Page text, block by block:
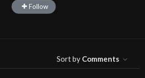
Follow
Sort by Comments